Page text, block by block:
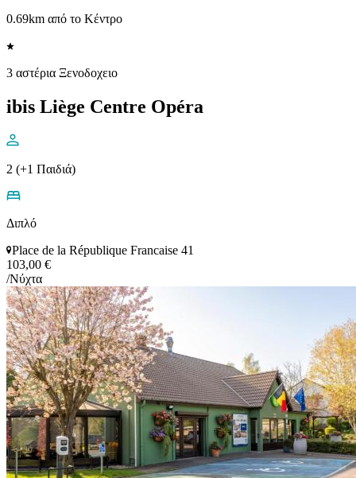
0.69km από το Κέντρο
3 αστέρια Ξενοδοχειο
ibis Liège Centre Opéra
2 (+1 Παιδιά)
Διπλό
Place de la République Francaise 41
103,00 €
/Νύχτα